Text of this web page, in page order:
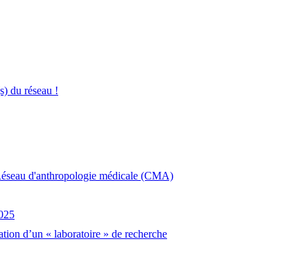
du réseau !
d'anthropologie médicale (CMA)
d’un « laboratoire » de recherche